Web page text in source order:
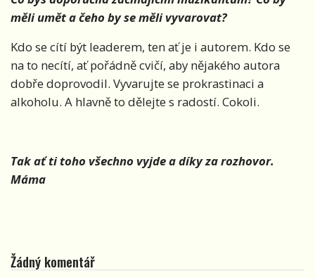
měli umět a čeho by se měli vyvarovat?
Kdo se cítí být leaderem, ten ať je i autorem. Kdo se
na to necítí, ať pořádně cvičí, aby nějakého autora
dobře doprovodil. Vyvarujte se prokrastinaci a
alkoholu. A hlavně to dělejte s radostí. Cokoli.
Tak ať ti toho všechno vyjde a díky za rozhovor.
Máma
Žádný komentář